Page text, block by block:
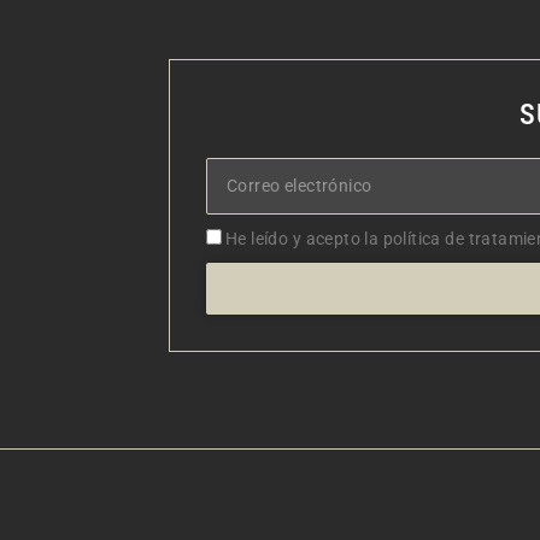
Correo
electrónico
Aceptacion
He leído y acepto la política de